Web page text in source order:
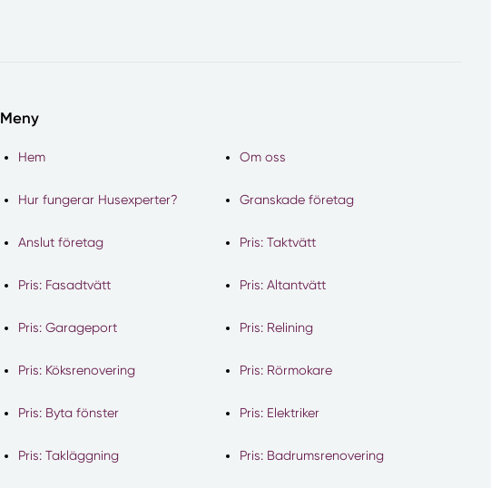
Meny
Hem Om oss
Hur fungerar Husexperter? Granskade företag
Anslut företag Pris: Taktvätt
Pris: Fasadtvätt Pris: Altantvätt
Pris: Garageport Pris: Relining
Pris: Köksrenovering Pris: Rörmokare
Pris: Byta fönster Pris: Elektriker
Pris: Takläggning Pris: Badrumsrenovering